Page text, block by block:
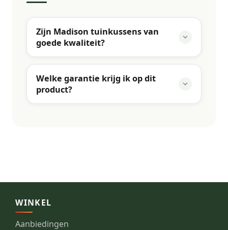
Zijn Madison tuinkussens van
goede kwaliteit?
Welke garantie krijg ik op dit
product?
WINKEL
Aanbiedingen